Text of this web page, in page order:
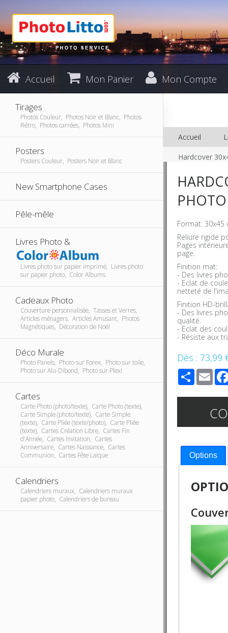
Accueil Mon Panier Mon Compte
Tirages
Photos Couleur, Photos Noir et Blanc, Photos
Rétro, Photos carrées, Photos Mini
Posters
Posters Couleur, Posters Noir et Blanc
New Smartphone Cases
Pêle-mêle
Livres Photo &
Livres photo sur papier imprimé, Livres photo
sur papier photo, Color Albums
Cadeaux Photo
Couverture personnalisée, Tasses et Verres,
Articles ménagers, Articles Amusant, Photos
Magnétiques, Décoration de Noël
Déco Murale
Photo Panels, Photo sur Forex, Photo sur toile,
Photo sur Alu-Dibond, Photo sur Plexi
Cartes
Carte Photo (photo/texte), Carte Photo (texte),
Carte Simple (photo/texte), Carte Simple
(texte), Carte Pliée (texte/photo), Carte Pliée
(texte), Cartes Création Libre, Cartes Fin
d'Année, Cartes Invitation, Cartes
Anniversaire, Cartes Naissance, Cartes
Communion, Cartes Fête Laïque
Calendriers
Calendriers muraux, Calendriers muraux
papier photo, Calendriers de bureau
Accueil
Hardcover
PHOTO
Format: 30x45
Reliure rigide
Pages
page.
Finition mat:
- Des livres
- Eclat de
netteté de
Finition HD-
- Des livres
qualité.
- Eclat des
- Résiste aux
Dès :73,99
Share
Options